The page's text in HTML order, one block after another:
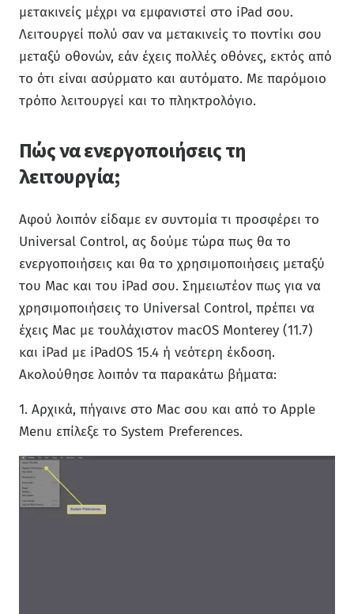
μετακινείς μέχρι να εμφανιστεί στο iPad σου.
Λειτουργεί πολύ σαν να μετακινείς το ποντίκι σου
μεταξύ οθονών, εάν έχεις πολλές οθόνες, εκτός από
το ότι είναι ασύρματο και αυτόματο. Με παρόμοιο
τρόπο λειτουργεί και το πληκτρολόγιο.
Πώς να ενεργοποιήσεις τη
λειτουργία;
Αφού λοιπόν είδαμε εν συντομία τι προσφέρει το
Universal Control, ας δούμε τώρα πως θα το
ενεργοποιήσεις και θα το χρησιμοποιήσεις μεταξύ
του Mac και του iPad σου. Σημειωτέον πως για να
χρησιμοποιήσεις το Universal Control, πρέπει να
έχεις Mac με τουλάχιστον macOS Monterey (11.7)
και iPad με iPadOS 15.4 ή νεότερη έκδοση.
Ακολούθησε λοιπόν τα παρακάτω βήματα:
1. Αρχικά, πήγαινε στο Mac σου και από το Apple
Menu επίλεξε το System Preferences.